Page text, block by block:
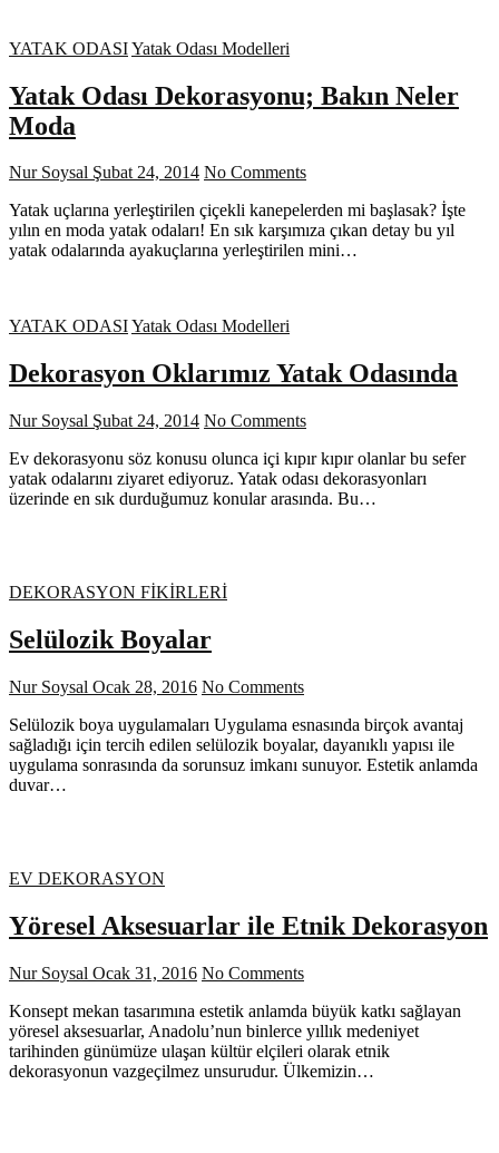
YATAK ODASIYatak Odası Modelleri
Yatak Odası Dekorasyonu; Bakın Neler
Moda
Nur Soysal Şubat 24, 2014 No Comments
Yatak uçlarına yerleştirilen çiçekli kanepelerden mi başlasak? İşte
yılın en moda yatak odaları! En sık karşımıza çıkan detay bu yıl
yatak odalarında ayakuçlarına yerleştirilen mini…
YATAK ODASIYatak Odası Modelleri
Dekorasyon Oklarımız Yatak Odasında
Nur Soysal Şubat 24, 2014 No Comments
Ev dekorasyonu söz konusu olunca içi kıpır kıpır olanlar bu sefer
yatak odalarını ziyaret ediyoruz. Yatak odası dekorasyonları
üzerinde en sık durduğumuz konular arasında. Bu…
DEKORASYON FİKİRLERİ
Selülozik Boyalar
Nur Soysal Ocak 28, 2016 No Comments
Selülozik boya uygulamaları Uygulama esnasında birçok avantaj
sağladığı için tercih edilen selülozik boyalar, dayanıklı yapısı ile
uygulama sonrasında da sorunsuz imkanı sunuyor. Estetik anlamda
duvar…
EV DEKORASYON
Yöresel Aksesuarlar ile Etnik Dekorasyon
Nur Soysal Ocak 31, 2016 No Comments
Konsept mekan tasarımına estetik anlamda büyük katkı sağlayan
yöresel aksesuarlar, Anadolu’nun binlerce yıllık medeniyet
tarihinden günümüze ulaşan kültür elçileri olarak etnik
dekorasyonun vazgeçilmez unsurudur. Ülkemizin…